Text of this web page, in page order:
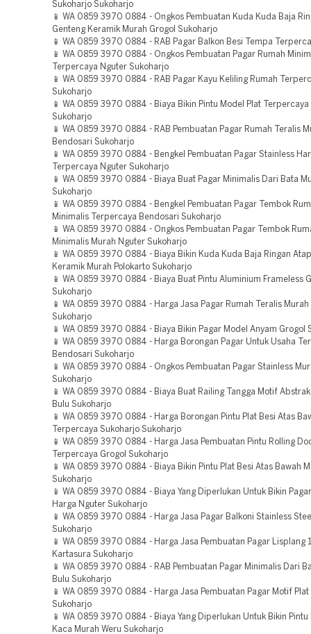
Sukoharjo Sukoharjo
📱 WA 0859 3970 0884 - Ongkos Pembuatan Kuda Kuda Baja
Genteng Keramik Murah Grogol Sukoharjo
📱 WA 0859 3970 0884 - RAB Pagar Balkon Besi Tempa
📱 WA 0859 3970 0884 - Ongkos Pembuatan Pagar Rumah
Terpercaya Nguter Sukoharjo
📱 WA 0859 3970 0884 - RAB Pagar Kayu Keliling Rumah
Sukoharjo
📱 WA 0859 3970 0884 - Biaya Bikin Pintu Model Plat Terpercaya
Sukoharjo
📱 WA 0859 3970 0884 - RAB Pembuatan Pagar Rumah Teralis
Bendosari Sukoharjo
📱 WA 0859 3970 0884 - Bengkel Pembuatan Pagar Stainless
Terpercaya Nguter Sukoharjo
📱 WA 0859 3970 0884 - Biaya Buat Pagar Minimalis Dari Bata
Sukoharjo
📱 WA 0859 3970 0884 - Bengkel Pembuatan Pagar Tembok
Minimalis Terpercaya Bendosari Sukoharjo
📱 WA 0859 3970 0884 - Ongkos Pembuatan Pagar Tembok
Minimalis Murah Nguter Sukoharjo
📱 WA 0859 3970 0884 - Biaya Bikin Kuda Kuda Baja Ringan
Keramik Murah Polokarto Sukoharjo
📱 WA 0859 3970 0884 - Biaya Buat Pintu Aluminium Frameless
Sukoharjo
📱 WA 0859 3970 0884 - Harga Jasa Pagar Rumah Teralis Murah
Sukoharjo
📱 WA 0859 3970 0884 - Biaya Bikin Pagar Model Anyam Grogol
📱 WA 0859 3970 0884 - Harga Borongan Pagar Untuk Usaha
Bendosari Sukoharjo
📱 WA 0859 3970 0884 - Ongkos Pembuatan Pagar Stainless
Sukoharjo
📱 WA 0859 3970 0884 - Biaya Buat Railing Tangga Motif
Bulu Sukoharjo
📱 WA 0859 3970 0884 - Harga Borongan Pintu Plat Besi Atas
Terpercaya Sukoharjo Sukoharjo
📱 WA 0859 3970 0884 - Harga Jasa Pembuatan Pintu Rolling
Terpercaya Grogol Sukoharjo
📱 WA 0859 3970 0884 - Biaya Bikin Pintu Plat Besi Atas Bawah
Sukoharjo
📱 WA 0859 3970 0884 - Biaya Yang Diperlukan Untuk Bikin
Harga Nguter Sukoharjo
📱 WA 0859 3970 0884 - Harga Jasa Pagar Balkoni Stainless
Sukoharjo
📱 WA 0859 3970 0884 - Harga Jasa Pembuatan Pagar Lisplang
Kartasura Sukoharjo
📱 WA 0859 3970 0884 - RAB Pembuatan Pagar Minimalis Dari
Bulu Sukoharjo
📱 WA 0859 3970 0884 - Harga Jasa Pembuatan Pagar Motif Plat
Sukoharjo
📱 WA 0859 3970 0884 - Biaya Yang Diperlukan Untuk Bikin Pintu
Kaca Murah Weru Sukoharjo